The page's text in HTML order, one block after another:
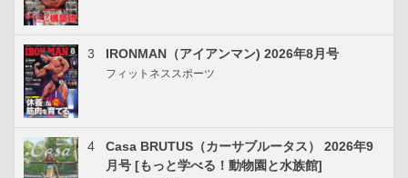
3 IRONMAN（アイアンマン) 2026年8月号
フィットネススポーツ
4
Casa BRUTUS（カーサブルータス） 2026年9
月号 [もっと学べる！動物園と水族館]